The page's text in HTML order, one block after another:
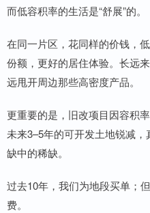
而低容积率的生活是“舒展”的。
在同一片区，花同样的价钱，
份额，更好的居住体验。长远
远甩开周边那些高密度产品。
更重要的是，旧改项目因容积
未来3–5年的可开发土地锐减
缺中的稀缺。
过去10年，我们为地段买单；
费。